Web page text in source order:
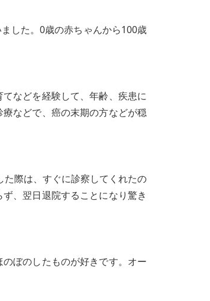
した。0歳の赤ちゃんから100歳
などを経験して、年齢、疾患に
などで、癌の末期の方などが穏
際は、すぐに診察してくれたの
、翌日退院することになり驚き
ぼのしたものが好きです。オー